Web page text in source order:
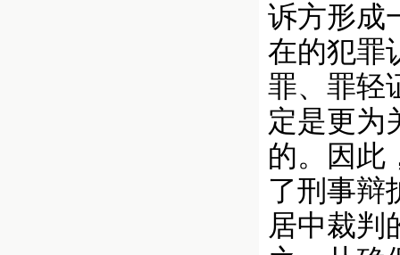
诉方形成
在的犯罪
罪、罪轻
定是更为
的。因此
了刑事辩
居中裁判